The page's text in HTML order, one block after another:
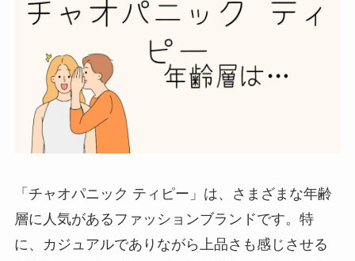
「チャオパニック ティピー」は、さまざまな年齢
層に人気があるファッションブランドです。特
に、カジュアルでありながら上品さも感じさせる